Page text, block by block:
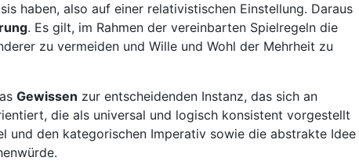
haben, also auf einer relativistischen Einstellung. Daraus
. Es gilt, im Rahmen der vereinbarten Spielregeln die
zu vermeiden und Wille und Wohl der Mehrheit zu
Gewissen zur entscheidenden Instanz, das sich an
die als universal und logisch konsistent vorgestellt
und den kategorischen Imperativ sowie die abstrakte Idee